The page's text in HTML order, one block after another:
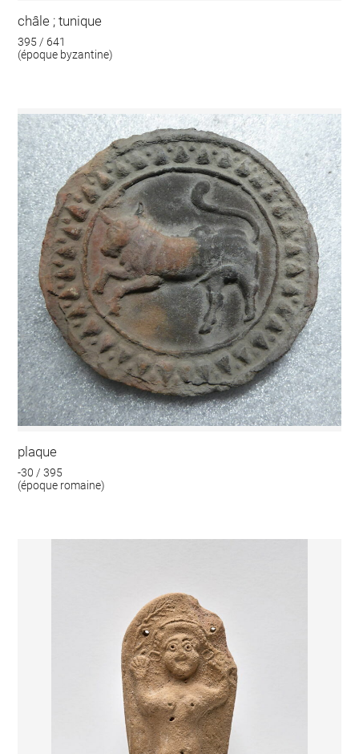
châle ; tunique
395 / 641
(époque byzantine)
plaque
-30 / 395
(époque romaine)